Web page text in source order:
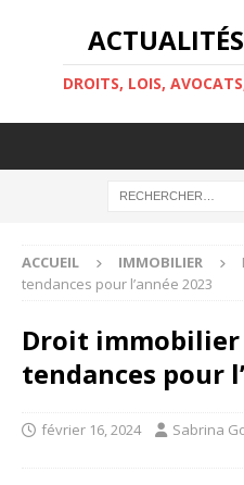
DROITS, LOIS,
ACCUEIL IMMOBILIER
tendances pour l’année 2023
Droit
tendances pour
février 16, 2024 Sabrina